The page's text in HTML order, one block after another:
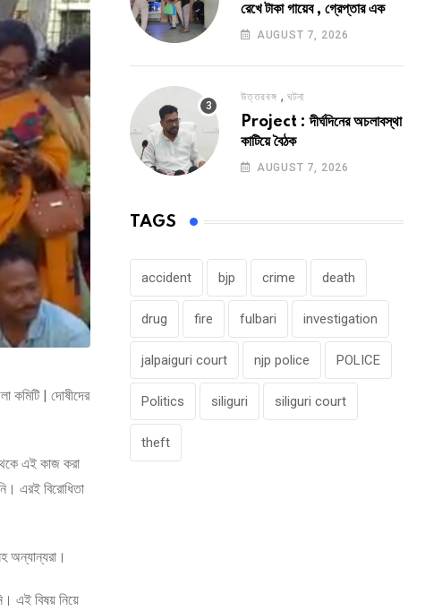
কমিটি | দোষীদের
এই কাজ করা
এরই বিরোধিতা
অন্যান্যরা।
এই বিষয় নিয়ে
রেখে টাকা গায়েব , গ্রেপ্তার এক
AUGUST 7, 2026
উত্তরবঙ্গ , ঘটনা
Project : দীর্ঘদিনের অচলাবস্থা
কাটিয়ে বৈঠক
AUGUST 7, 2026
TAGS
accident bjp crime death
drug fire fulbari investigation
jalpaiguri court njp police POLICE
Politics siliguri siliguri court
theft